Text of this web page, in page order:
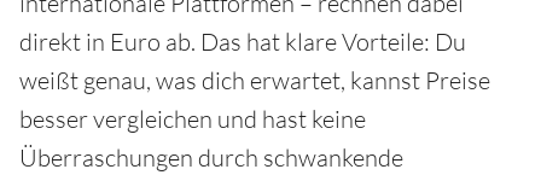
direkt in Euro ab. Das hat klare Vorteile: Du
weißt genau, was dich erwartet, kannst Preise
besser vergleichen und hast keine
Überraschungen durch schwankende